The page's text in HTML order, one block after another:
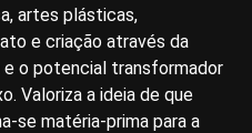
artes plásticas,
e criação através da
e o potencial transformador
Valoriza a ideia de que
se matéria-prima para a